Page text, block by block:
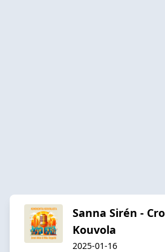
Sanna Sirén -
Kouvola
2025-01-16